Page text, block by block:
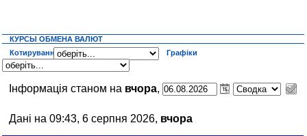
КУРСЫ ОБМЕНА ВАЛЮТ
Котирування
Графіки
Інформація станом на вчора,
Дані на 09:43, 6 серпня 2026, вчора